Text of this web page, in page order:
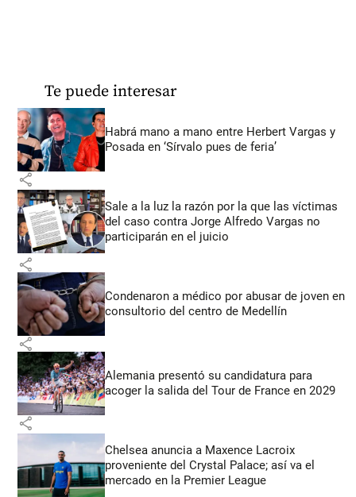
Te puede interesar
Habrá mano a mano entre Herbert Vargas y
Posada en ‘Sírvalo pues de feria’
share
Sale a la luz la razón por la que las víctimas
del caso contra Jorge Alfredo Vargas no
participarán en el juicio
share
Condenaron a médico por abusar de joven en
consultorio del centro de Medellín
share
Alemania presentó su candidatura para
acoger la salida del Tour de France en 2029
share
Chelsea anuncia a Maxence Lacroix
proveniente del Crystal Palace; así va el
mercado en la Premier League